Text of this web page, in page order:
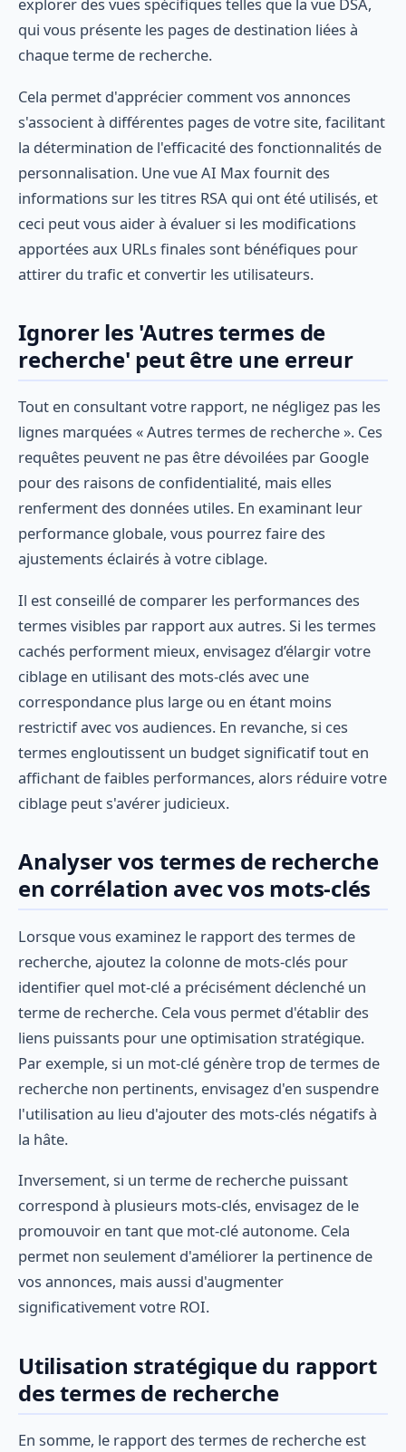
explorer des vues spécifiques telles que la vue DSA,
qui vous présente les pages de destination liées à
chaque terme de recherche.
Cela permet d'apprécier comment vos annonces
s'associent à différentes pages de votre site, facilitant
la détermination de l'efficacité des fonctionnalités de
personnalisation. Une vue AI Max fournit des
informations sur les titres RSA qui ont été utilisés, et
ceci peut vous aider à évaluer si les modifications
apportées aux URLs finales sont bénéfiques pour
attirer du trafic et convertir les utilisateurs.
Ignorer les 'Autres termes de
recherche' peut être une erreur
Tout en consultant votre rapport, ne négligez pas les
lignes marquées « Autres termes de recherche ». Ces
requêtes peuvent ne pas être dévoilées par Google
pour des raisons de confidentialité, mais elles
renferment des données utiles. En examinant leur
performance globale, vous pourrez faire des
ajustements éclairés à votre ciblage.
Il est conseillé de comparer les performances des
termes visibles par rapport aux autres. Si les termes
cachés performent mieux, envisagez d’élargir votre
ciblage en utilisant des mots-clés avec une
correspondance plus large ou en étant moins
restrictif avec vos audiences. En revanche, si ces
termes engloutissent un budget significatif tout en
affichant de faibles performances, alors réduire votre
ciblage peut s'avérer judicieux.
Analyser vos termes de recherche
en corrélation avec vos mots-clés
Lorsque vous examinez le rapport des termes de
recherche, ajoutez la colonne de mots-clés pour
identifier quel mot-clé a précisément déclenché un
terme de recherche. Cela vous permet d'établir des
liens puissants pour une optimisation stratégique.
Par exemple, si un mot-clé génère trop de termes de
recherche non pertinents, envisagez d'en suspendre
l'utilisation au lieu d'ajouter des mots-clés négatifs à
la hâte.
Inversement, si un terme de recherche puissant
correspond à plusieurs mots-clés, envisagez de le
promouvoir en tant que mot-clé autonome. Cela
permet non seulement d'améliorer la pertinence de
vos annonces, mais aussi d'augmenter
significativement votre ROI.
Utilisation stratégique du rapport
des termes de recherche
En somme, le rapport des termes de recherche est